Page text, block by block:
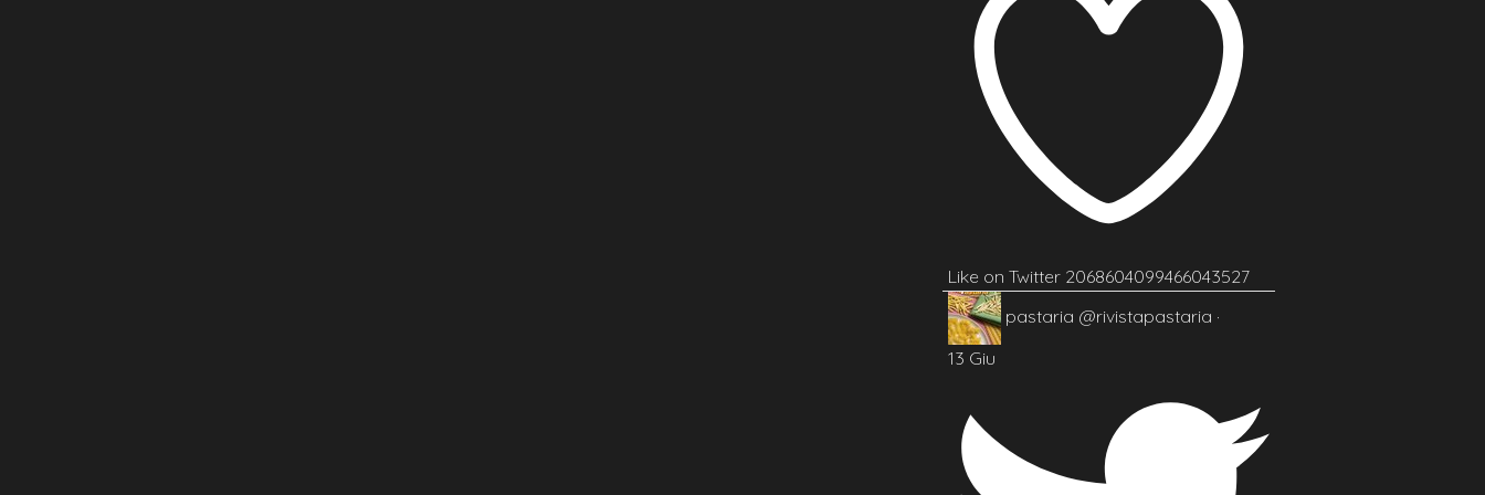
Like on Twitter 2068604099466043527
pastaria @rivistapastaria ·
13 Giu